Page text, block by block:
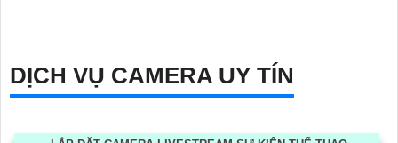
DỊCH VỤ CAMERA UY TÍN